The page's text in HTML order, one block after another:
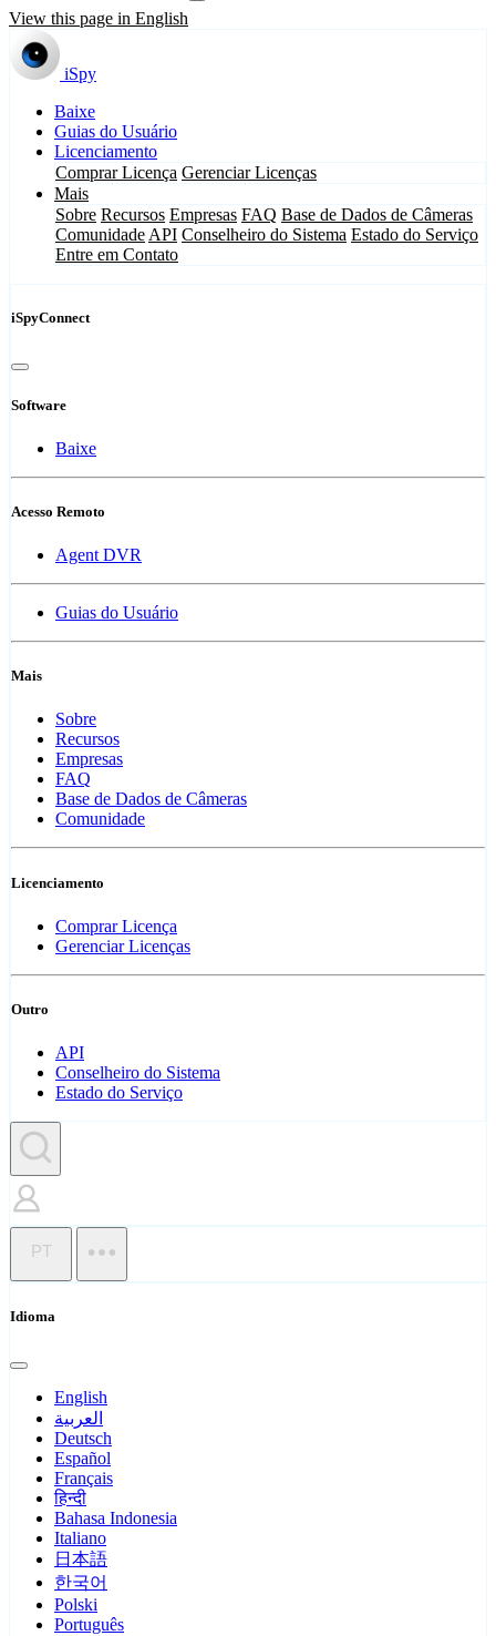
View this page in English
iSpy
Baixe
Guias do Usuário
Licenciamento
Comprar Licença Gerenciar Licenças
Mais
Sobre Recursos Empresas FAQ Base de Dados de Câmeras
Comunidade API Conselheiro do Sistema Estado do Serviço
Entre em Contato
iSpyConnect
Software
Baixe
Acesso Remoto
Agent DVR
Guias do Usuário
Mais
Sobre
Recursos
Empresas
FAQ
Base de Dados de Câmeras
Comunidade
Licenciamento
Comprar Licença
Gerenciar Licenças
Outro
API
Conselheiro do Sistema
Estado do Serviço
PT
Idioma
English
العربية
Deutsch
Español
Français
हिन्दी
Bahasa Indonesia
Italiano
日本語
한국어
Polski
Português